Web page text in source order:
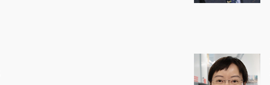
Image